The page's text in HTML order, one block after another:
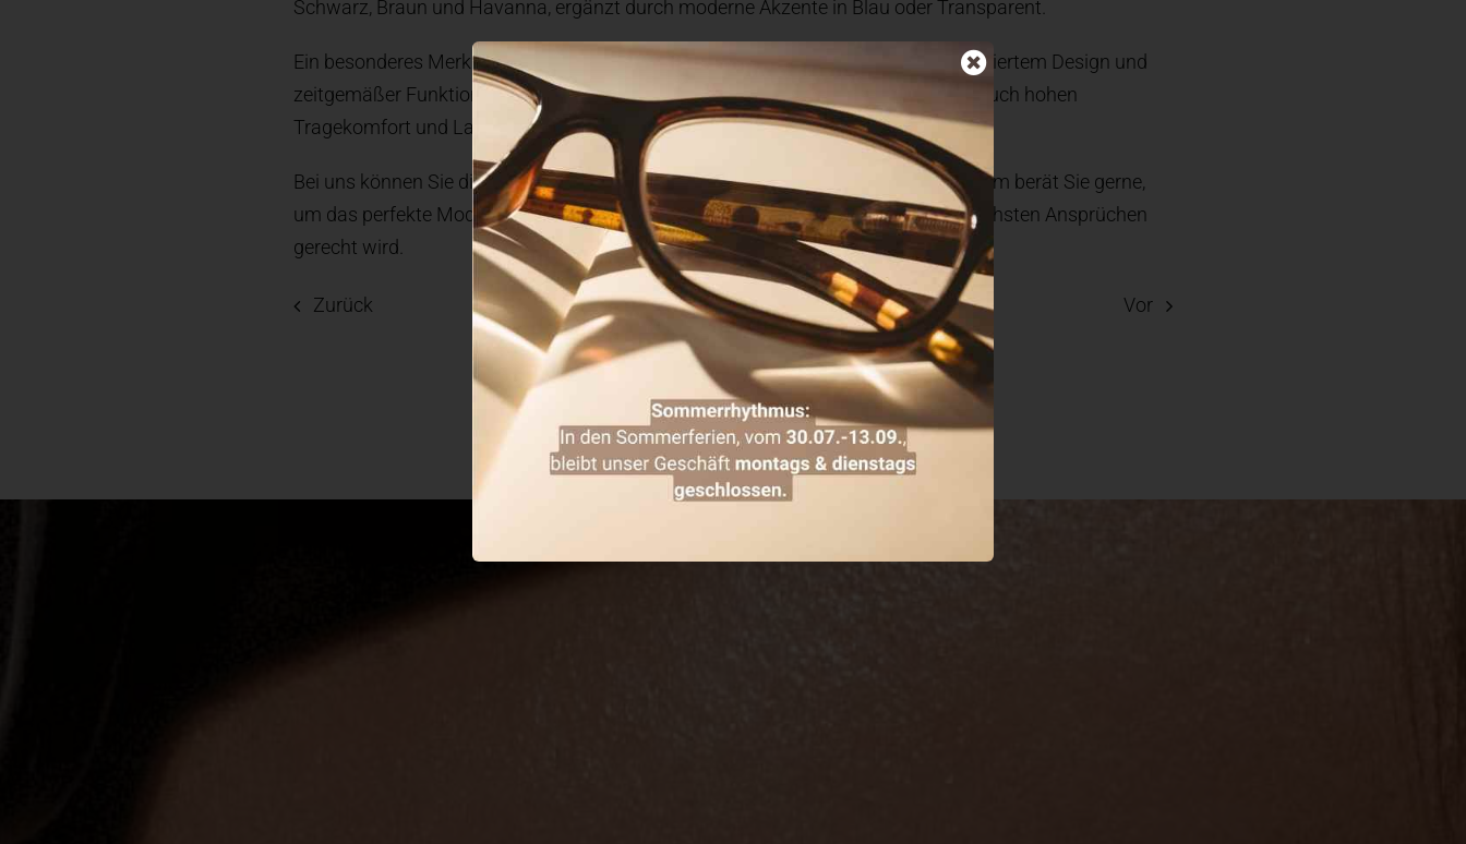
Schwarz, Braun und Havanna, ergänzt durch moderne Akzente in Blau oder Transparent.
Ein besonderes Merkmal der Hackett-Brillen ist die Kombination aus Vintage-inspiriertem Design und
zeitgemäßer Funktionalität. Die Fassungen sind nicht nur stilvoll, sondern bieten auch hohen
Tragekomfort und Langlebigkeit.
Bei uns können Sie die exklusive Hackett Eyewear-Kollektion entdecken. Unser Team berät Sie gerne,
um das perfekte Modell zu finden, das Ihren individuellen Stil unterstreicht und höchsten Ansprüchen
gerecht wird.
Zurück Vor